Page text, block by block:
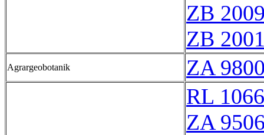
ZB
ZB
Agrargeobotanik
ZA
RL
ZA